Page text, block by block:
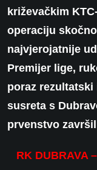
križevačkim
operaciju
najvjerojatnije
Premijer lige,
poraz
susreta s
prvenstvo
RK DUBRAVA